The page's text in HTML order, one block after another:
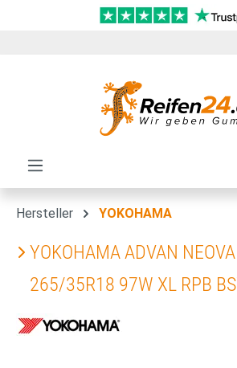
Zum Hauptinhalt springen
Hersteller YOKOHAMA
YOKOHAMA ADVAN
265/35R18 97W XL RPB